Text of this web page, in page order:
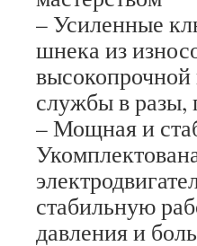
– Усиленные
шнека из
службы в разы,
– Мощная и
стабильную
давления и